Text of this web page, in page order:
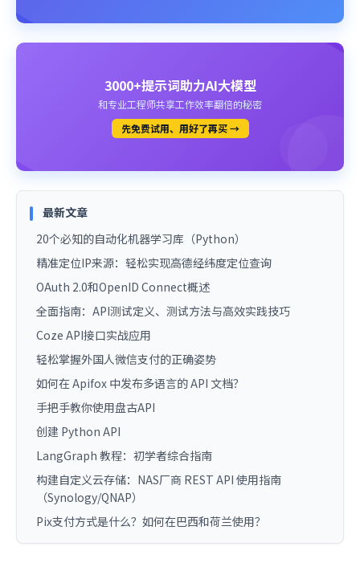
3000+提示词助力AI大模型
和专业工程师共享工作效率翻倍的秘密
先免费试用、用好了再买 →
最新文章
20个必知的自动化机器学习库（Python）
精准定位IP来源：轻松实现高德经纬度定位查询
OAuth 2.0和OpenID Connect概述
全面指南：API测试定义、测试方法与高效实践技巧
Coze API接口实战应用
轻松掌握外国人微信支付的正确姿势
如何在 Apifox 中发布多语言的 API 文档？
手把手教你使用盘古API
创建 Python API
LangGraph 教程：初学者综合指南
构建自定义云存储：NAS厂商 REST API 使用指南
（Synology/QNAP）
Pix支付方式是什么？如何在巴西和荷兰使用？